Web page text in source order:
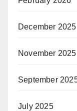
December 2025
November 2025
September
July 2025